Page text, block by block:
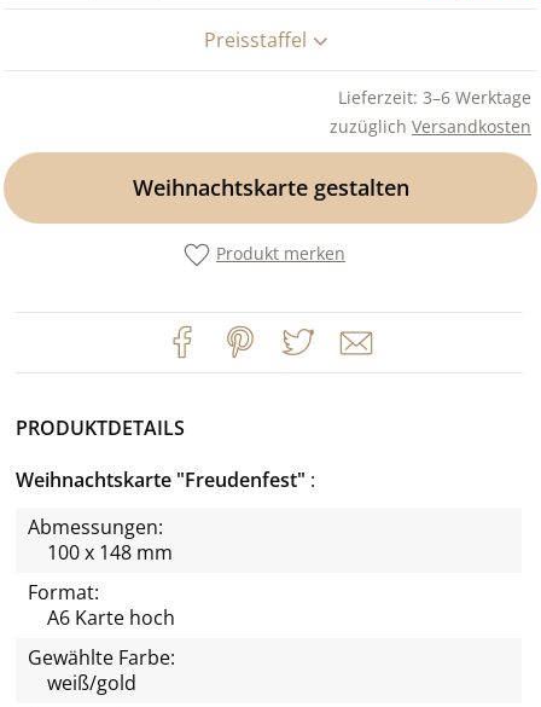
Preisstaffel
Lieferzeit: 3–6 Werktage
zuzüglich Versandkosten
Weihnachtskarte gestalten
Produkt merken
PRODUKTDETAILS
Weihnachtskarte "Freudenfest"
Abmessungen:
100 x 148 mm
Format:
A6 Karte hoch
Gewählte Farbe:
weiß/gold